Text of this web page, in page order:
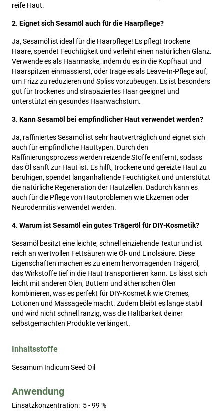
reife Haut.
2. Eignet sich Sesamöl auch für die Haarpflege?
Ja, Sesamöl ist ideal für die Haarpflege! Es pflegt trockene
Haare, spendet Feuchtigkeit und verleiht einen natürlichen Glanz.
Verwende es als Haarmaske, indem du es in die Kopfhaut und
Haarspitzen einmassierst, oder trage es als Leave-In-Pflege auf,
um Frizz zu reduzieren und Spliss vorzubeugen. Es ist besonders
gut für trockenes und strapaziertes Haar geeignet und
unterstützt ein gesundes Haarwachstum.
3. Kann Sesamöl bei empfindlicher Haut verwendet werden?
Ja, raffiniertes Sesamöl ist sehr hautverträglich und eignet sich
auch für empfindliche Hauttypen. Durch den
Raffinierungsprozess werden reizende Stoffe entfernt, sodass
das Öl sanft zur Haut ist. Es hilft, trockene und gereizte Haut zu
beruhigen, spendet langanhaltende Feuchtigkeit und unterstützt
die natürliche Regeneration der Hautzellen. Dadurch kann es
auch für die Pflege von Hautproblemen wie Ekzemen oder
Neurodermitis verwendet werden.
4. Warum ist Sesamöl ein gutes Trägeröl für DIY-Kosmetik?
Sesamöl besitzt eine leichte, schnell einziehende Textur und ist
reich an wertvollen Fettsäuren wie Öl- und Linolsäure. Diese
Eigenschaften machen es zu einem hervorragenden Trägeröl,
das Wirkstoffe tief in die Haut transportieren kann. Es lässt sich
leicht mit anderen Ölen, Buttern und ätherischen Ölen
kombinieren, was es perfekt für DIY-Kosmetik wie Cremes,
Lotionen und Massageöle macht. Zudem bleibt es lange stabil
und wird nicht schnell ranzig, was die Haltbarkeit deiner
selbstgemachten Produkte verlängert.
Inhaltsstoffe
Sesamum IndicumSeed Oil
Anwendung
Einsatzkonzentration: 5 - 99 %